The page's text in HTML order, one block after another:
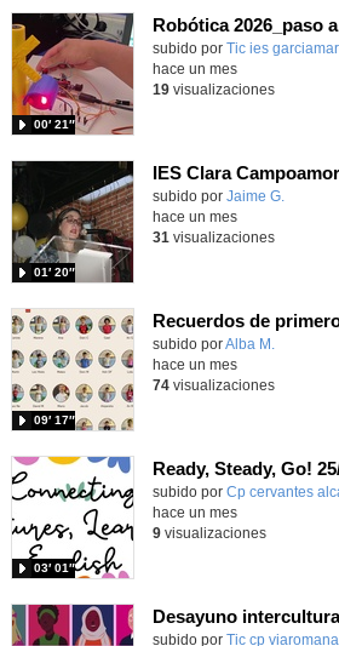
Robótica 2026_paso
Contenido educativo.
subido por Tic ies
00′ 21″
hace un mes
19visualizaciones
subido por Jaime G.
01′ 20″
hace un mes
31 visualizaciones
Recuerdos de
subido porAlba M.
09′ 17″
hace un mes
74visualizaciones
Contenido educativo.
subido por Cp cervantes
03′ 01″
hace un mes
9visualizaciones
subido por Tic cp